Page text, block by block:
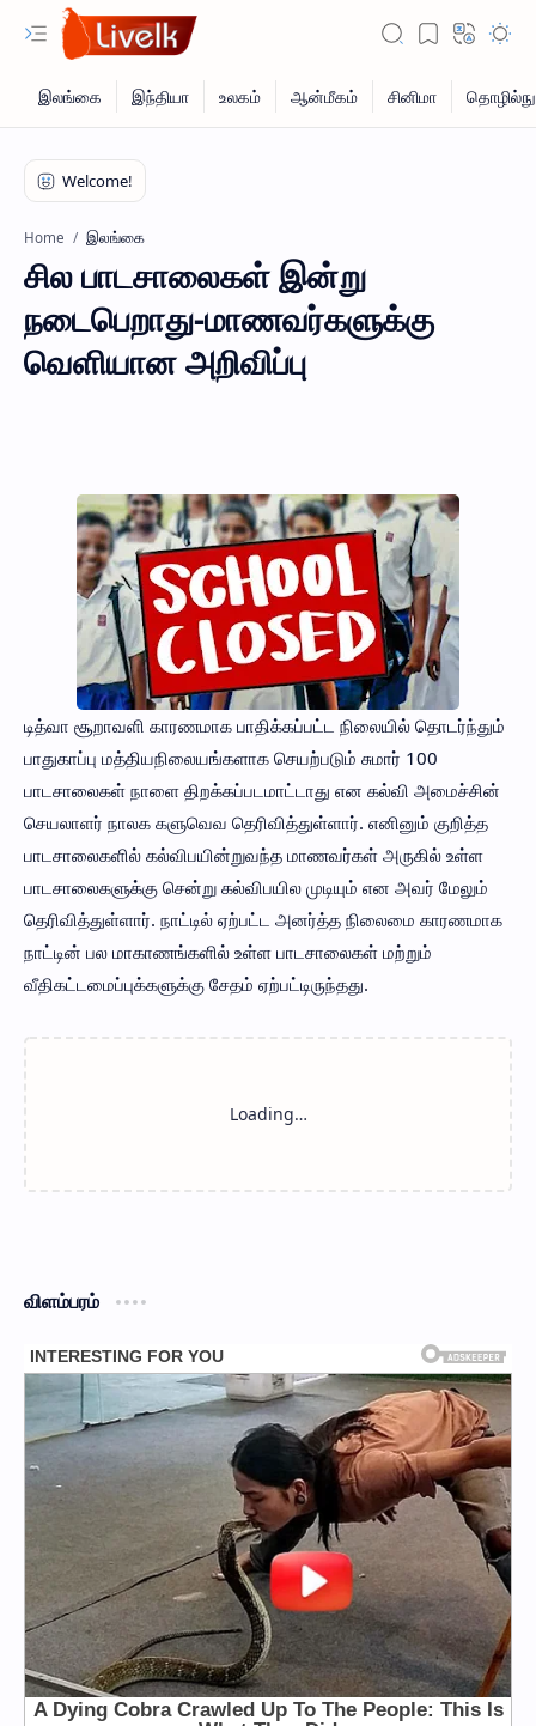
Home இலங்கை
சில பாடசாலைகள் இன்று
நடைபெறாது-மாணவர்களுக்கு
வெளியான அறிவிப்பு
டித்வா சூறாவளி காரணமாக பாதிக்கப்பட்ட நிலையில் தொடர்ந்தும்
பாதுகாப்பு மத்தியநிலையங்களாக செயற்படும் சுமார் 100
பாடசாலைகள் நாளை திறக்கப்படமாட்டாது என கல்வி அமைச்சின்
செயலாளர் நாலக களுவெவ தெரிவித்துள்ளார். எனினும் குறித்த
பாடசாலைகளில் கல்விபயின்றுவந்த மாணவர்கள் அருகில் உள்ள
பாடசாலைகளுக்கு சென்று கல்விபயில முடியும் என அவர் மேலும்
தெரிவித்துள்ளார். நாட்டில் ஏற்பட்ட அனர்த்த நிலைமை காரணமாக
நாட்டின் பல மாகாணங்களில் உள்ள பாடசாலைகள் மற்றும்
வீதிகட்டமைப்புக்களுக்கு சேதம் ஏற்பட்டிருந்தது.
விளம்பரம்